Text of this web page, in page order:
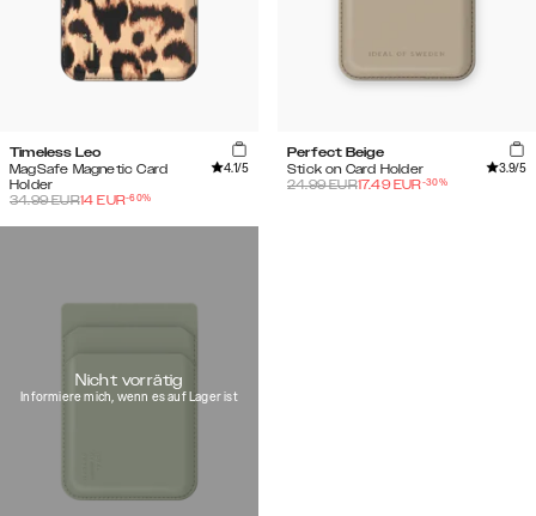
Timeless Leo
MagSafe Magnetic Card
Holder
4.1/5
34.99EUR14 EUR-60%
Perfect Beige
Stick on Card Holder
3.9/5
24.99EUR17.49 EUR-30%
Nicht vorrätig
Informiere mich, wenn es auf Lager ist